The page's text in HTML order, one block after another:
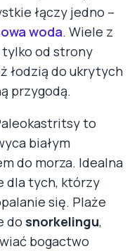
łączy jedno –
woda. Wiele z
od strony
łodzią do ukrytych
przygodą.
to
białym
do morza. Idealna
dla tych, którzy
się. Plaże
do snorkelingu,
bogactwo